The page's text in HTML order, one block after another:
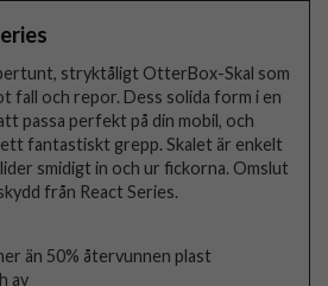
stryktåligt OtterBox-Skal som
fall och repor. Dess solida form i en
passa perfekt på din mobil, och
fantastiskt grepp. Skalet är enkelt
smidigt in och ur fickorna. Omslut
från React Series.
än 50% återvunnen plast
av